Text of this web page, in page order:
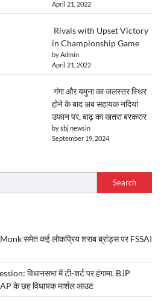
April 21, 2022
Rivals with Upset Victory
in Championship Game
by Admin
April 21, 2022
गंगा और यमुना का जलस्तर स्थिर
होने के बाद अब सहायक नदियां
उफान पर, बाढ़ का खतरा बरकरार
by sbj newsin
September 19, 2024
Search
समेत कई लोकप्रिय शराब ब्रांड्स पर FSSAI
विधानसभा में टी-शर्ट पर हंगामा, BJP
के छह विधायक मार्शल आउट